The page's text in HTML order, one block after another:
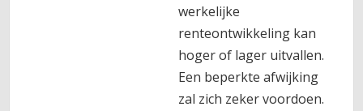
werkelijke
renteontwikkeling kan
hoger of lager uitvallen.
Een beperkte afwijking
zal zich zeker voordoen.